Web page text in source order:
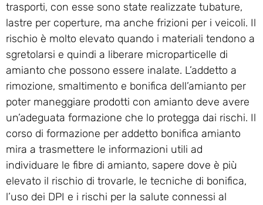
trasporti, con esse sono state realizzate tubature,
lastre per coperture, ma anche frizioni per i veicoli. Il
rischio è molto elevato quando i materiali tendono a
sgretolarsi e quindi a liberare microparticelle di
amianto che possono essere inalate. L’addetto a
rimozione, smaltimento e bonifica dell’amianto per
poter maneggiare prodotti con amianto deve avere
un’adeguata formazione che lo protegga dai rischi. Il
corso di formazione per addetto bonifica amianto
mira a trasmettere le informazioni utili ad
individuare le fibre di amianto, sapere dove è più
elevato il rischio di trovarle, le tecniche di bonifica,
l’uso dei DPI e i rischi per la salute connessi al